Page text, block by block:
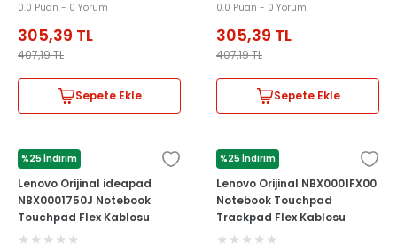
0.0 Puan - 0 Yorum
305,39 TL
407,19TL
Sepete Ekle
0.0 Puan - 0 Yorum
305,39 TL
407,19TL
Sepete Ekle
%25 İndirim
LENOVO
Lenovo Orijinal ideapad
NBX0001750J Notebook
Touchpad Flex Kablosu
%25 İndirim
LENOVO
Lenovo Orijinal NBX0001FX00
Notebook Touchpad
Trackpad Flex Kablosu